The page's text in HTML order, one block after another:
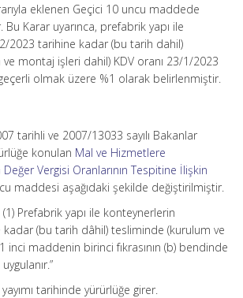
eklenen Geçici 10 uncu maddede
Bu Karar uyarınca, prefabrik yapı ile
2023 tarihine kadar (bu tarih dahil)
montaj işleri dahil) KDV oranı 23/1/2023
olmak üzere %1 olarak belirlenmiştir.
tarihli ve 2007/13033 sayılı Bakanlar
konulan Mal ve Hizmetlere
Vergisi Oranlarının Tespitine İlişkin
maddesi aşağıdaki şekilde değiştirilmiştir.
(1) Prefabrik yapı ile konteynerlerin
(bu tarih dâhil) tesliminde (kurulum ve
inci maddenin birinci fıkrasının (b) bendinde
tarihinde yürürlüğe girer.